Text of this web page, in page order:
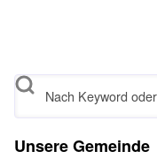
Search
Unsere Gemeinde